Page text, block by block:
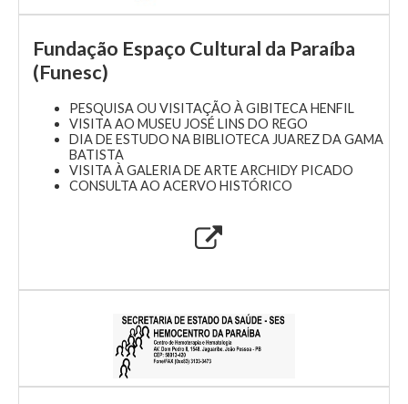
Fundação Espaço Cultural da Paraíba
(Funesc)
PESQUISA OU VISITAÇÃO À GIBITECA HENFIL
VISITA AO MUSEU JOSÉ LINS DO REGO
DIA DE ESTUDO NA BIBLIOTECA JUAREZ DA GAMA
BATISTA
VISITA À GALERIA DE ARTE ARCHIDY PICADO
CONSULTA AO ACERVO HISTÓRICO